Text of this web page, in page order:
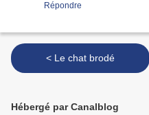
Répondre
< Le chat brodé
Hébergé par Canalblog